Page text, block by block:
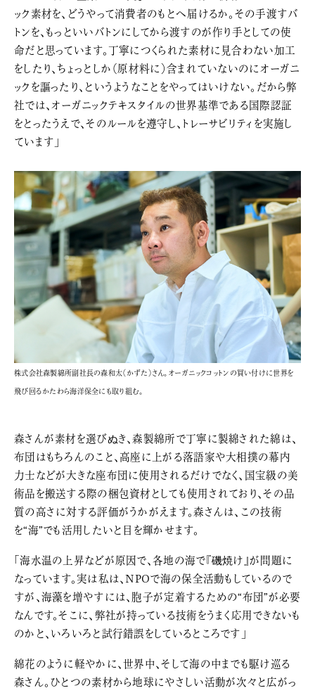
ック素材を、どうやって消費者のもとへ届けるか。その手渡すバ
トンを、もっといいバトンにしてから渡すのが作り手としての使
命だと思っています。丁寧につくられた素材に見合わない加工
をしたり、ちょっとしか（原材料に）含まれていないのにオーガニ
ックを謳ったり、というようなことをやってはいけない。だから弊
社では、オーガニックテキスタイルの世界基準である国際認証
をとったうえで、そのルールを遵守し、トレーサビリティを実施し
ています」
株式会社森製綿所副社長の森和太（かずた）さん。オーガニックコットンの買い付けに世界を
飛び回るかたわら海洋保全にも取り組む。
森さんが素材を選びぬき、森製綿所で丁寧に製綿された綿は、
布団はもちろんのこと、高座に上がる落語家や大相撲の幕内
力士などが大きな座布団に使用されるだけでなく、国宝級の美
術品を搬送する際の梱包資材としても使用されており、その品
質の高さに対する評価がうかがえます。森さんは、この技術
を“海”でも活用したいと目を輝かせます。
「海水温の上昇などが原因で、各地の海で『磯焼け』が問題に
なっています。実は私は、NPOで海の保全活動もしているので
すが、海藻を増やすには、胞子が定着するための“布団”が必要
なんです。そこに、弊社が持っている技術をうまく応用できないも
のかと、いろいろと試行錯誤をしているところです」
綿花のように軽やかに、世界中、そして海の中までも駆け巡る
森さん。ひとつの素材から地球にやさしい活動が次々と広がっ